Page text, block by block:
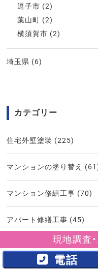
現地調査
電話
逗子市 (2)
葉山町 (2)
横須賀市 (2)
埼玉県 (6)
カテゴリー
住宅外壁塗装 (225)
マンションの塗り替え
マンション修繕工事 (70)
アパート修繕工事 (45)
(13)